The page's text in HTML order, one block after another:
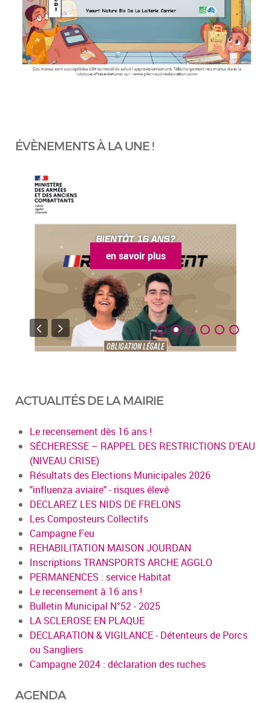
ÉVÈNEMENTS À LA UNE !
en savoir plus
ACTUALITÉS DE LA MAIRIE
Le recensement dès 16 ans !
SÉCHERESSE – RAPPEL DES RESTRICTIONS D'EAU
(NIVEAU CRISE)
Résultats des Elections Municipales 2026
"influenza aviaire" - risques élevé
DECLAREZ LES NIDS DE FRELONS
Les Composteurs Collectifs
Campagne Feu
REHABILITATION MAISON JOURDAN
Inscriptions TRANSPORTS ARCHE AGGLO
PERMANENCES : service Habitat
Le recensement à 16 ans !
Bulletin Municipal N°52 - 2025
LA SCLEROSE EN PLAQUE
DECLARATION & VIGILANCE - Détenteurs de Porcs
ou Sangliers
Campagne 2024 : déclaration des ruches
AGENDA